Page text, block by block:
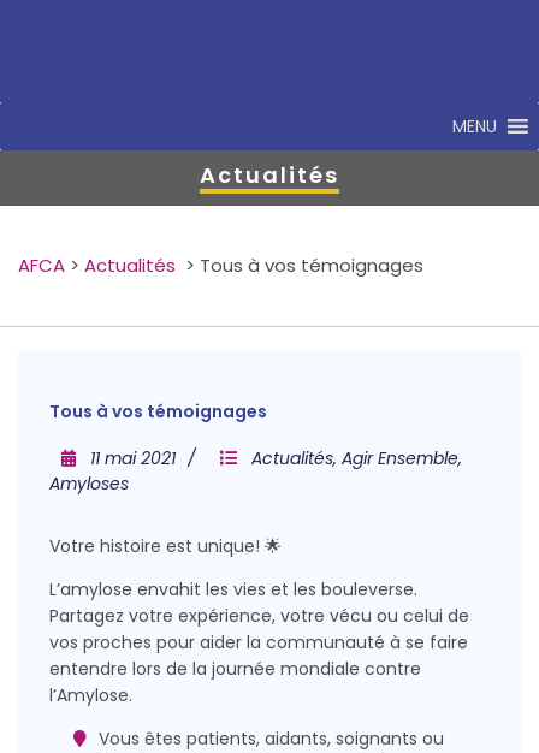
MENU
Actualités
AFCA > Actualités > Tous à vos témoignages
Tous à vos témoignages
11 mai 2021
Actualités, Agir Ensemble,
Amyloses
Votre histoire est unique! 🌟
L’amylose envahit les vies et les bouleverse.
Partagez votre expérience, votre vécu ou celui de
vos proches pour aider la communauté à se faire
entendre lors de la journée mondiale contre
l’Amylose.
Vous êtes patients, aidants, soignants ou